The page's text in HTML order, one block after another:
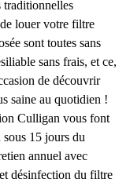
traditionnelles
louer votre filtre
sont toutes sans
sans frais, et ce,
de découvrir
saine au quotidien !
Culligan vous font
15 jours du
annuel avec
désinfection du filtre